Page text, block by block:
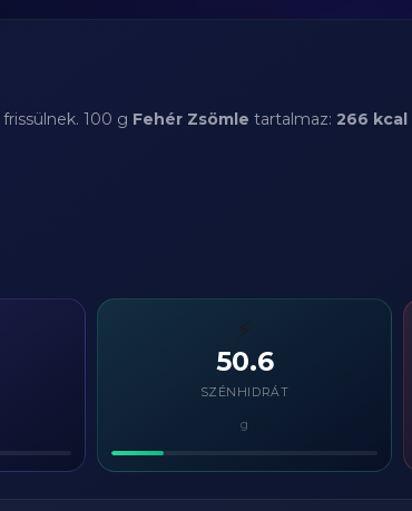
100 g Fehér Zsömle tartalmaz: 266 kcal
⚡
50.6
SZÉNHIDRÁT
g